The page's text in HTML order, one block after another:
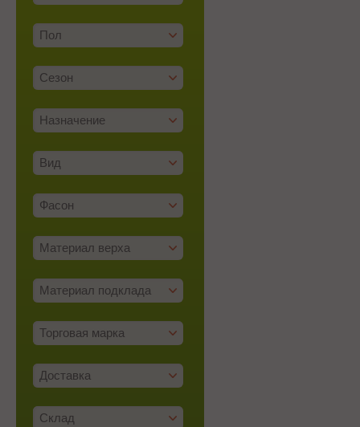
Пол
Сезон
Назначение
Вид
Фасон
Материал верха
Материал подклада
Торговая марка
Доставка
Склад